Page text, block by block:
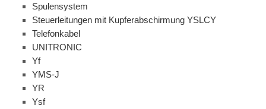
Spulensystem
Steuerleitungen mit Kupferabschirmung YSLCY
Telefonkabel
UNITRONIC
Yf
YMS-J
YR
Ysf